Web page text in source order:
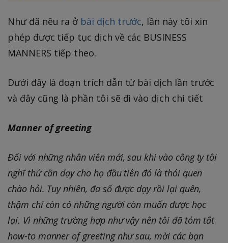
Như đã nêu ra ở bài dịch trước, lần này tôi xin
phép được tiếp tục dịch về các BUSINESS
MANNERS tiếp theo.
Dưới đây là đoạn trích dẫn từ bài dịch lần trước
và đây cũng là phần tôi sẽ đi vào dịch chi tiết
Manner of greeting
Đối với những nhân viên mới, sau khi vào công ty tôi
nghĩ thứ cần dạy cho họ đầu tiên đó là thói quen
chào hỏi. Tuy nhiên, đa số được dạy rồi lại quên,
thậm chí còn có những người còn muốn được học
lại. Vì những trường hợp như vậy nên tôi đã tóm tắt
how-to manner of greeting như sau, mời các bạn